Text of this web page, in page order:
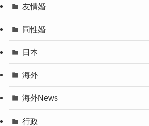
友情婚
同性婚
日本
海外
海外News
行政